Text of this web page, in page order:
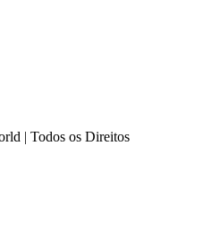
| Todos os Direitos